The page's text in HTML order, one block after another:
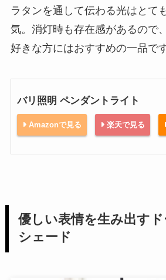
ラタンを通して伝わる光はとて
気。消灯時も存在感があるので
好きな方にはおすすめの一品です
バリ照明 ペンダントライト
Amazonで見る 楽天で見る
優しい表情を生み出す
シェード